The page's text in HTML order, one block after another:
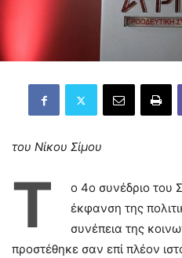
του Νίκου Σίμου
Τ
ο 4ο συνέδριο του
έκφανση της
συνέπεια της
προστέθηκε σαν επί πλέον